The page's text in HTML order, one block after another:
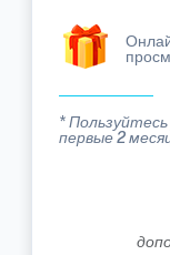
*
первые 2